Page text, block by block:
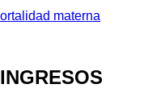
materna